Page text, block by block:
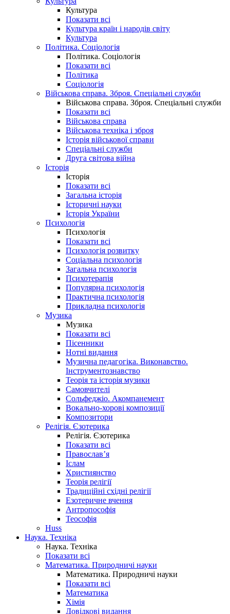
Культура
Показати всі
Культура країн і народів світу
Культура
Політика. Соціологія
Політика. Соціологія
Показати всі
Політика
Соціологія
Військова справа. Зброя. Спеціальні служби
Військова справа. Зброя. Спеціальні служби
Показати всі
Військова справа
Військова техніка і зброя
Історія військової справи
Спеціальні служби
Друга світова війна
Історія
Історія
Показати всі
Загальна історія
Історичні науки
Історія України
Психологія
Психологія
Показати всі
Психологія розвитку
Соціальна психологія
Загальна психологія
Психотерапія
Популярна психологія
Практична психологія
Прикладна психологія
Музика
Музика
Показати всі
Пісенники
Нотні видання
Музична педагогіка. Виконавство.
Інструментознавство
Теорія та історія музики
Самовчителі
Сольфеджіо. Акомпанемент
Вокально-хорові композиції
Композитори
Релігія. Єзотерика
Релігія. Єзотерика
Показати всі
Православ’я
Іслам
Християнство
Теорія релігії
Традиційні східні релігії
Езотеричне вчення
Антропософія
Теософія
Huss
Наука. Техніка
Наука. Техніка
Показати всі
Математика. Природничі науки
Математика. Природничі науки
Показати всі
Математика
Хімія
Довідкові видання